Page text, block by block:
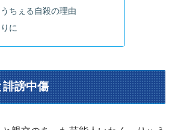
うちぇる自殺の理由
に
誹謗中傷